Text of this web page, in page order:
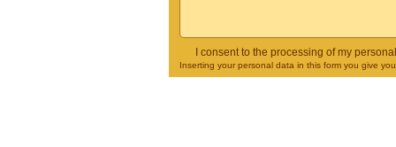
I consent to the processing of my
Inserting your personal data in this form you give